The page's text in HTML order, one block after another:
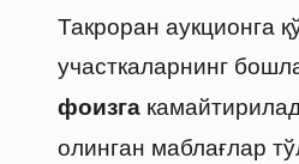
Такроран аукционга
участкаларнинг
фоизга
олинган маблағлар